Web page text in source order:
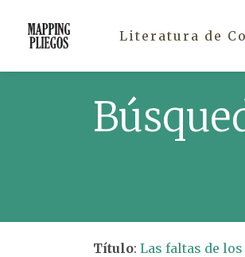
Literatura de
Título: Las faltas de